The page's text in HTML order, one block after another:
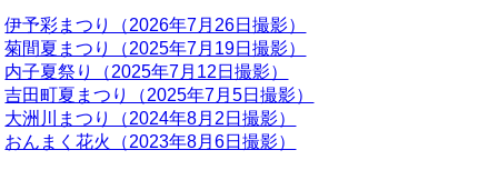
伊予彩まつり（2026年7月26日撮影）
菊間夏まつり（2025年7月19日撮影）
内子夏祭り（2025年7月12日撮影）
吉田町夏まつり（2025年7月5日撮影）
大洲川まつり（2024年8月2日撮影）
おんまく花火（2023年8月6日撮影）